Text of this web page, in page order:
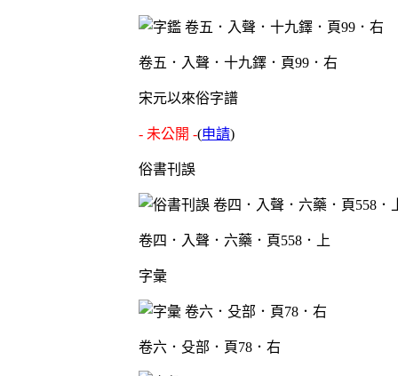
卷五．入聲．十九鐸．頁99．右
宋元以來俗字譜
- 未公開 -(申請)
俗書刊誤
卷四．入聲．六藥．頁558．上
字彙
卷六．殳部．頁78．右